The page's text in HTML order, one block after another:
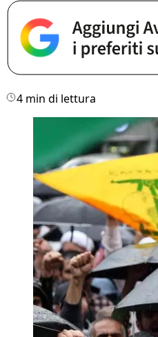
4 min di lettura